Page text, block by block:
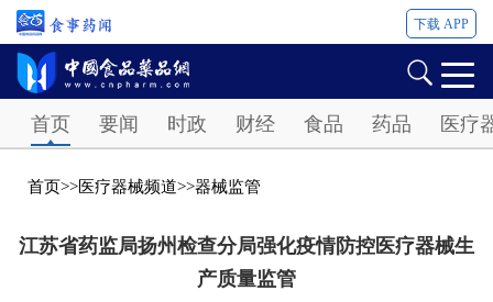
下载 APP
首页 要闻 时政 财经 食品 药品 医疗
首页>>医疗器械频道>>器械监管
江苏省药监局扬州检查分局强化疫情防控医疗器械生
产质量监管